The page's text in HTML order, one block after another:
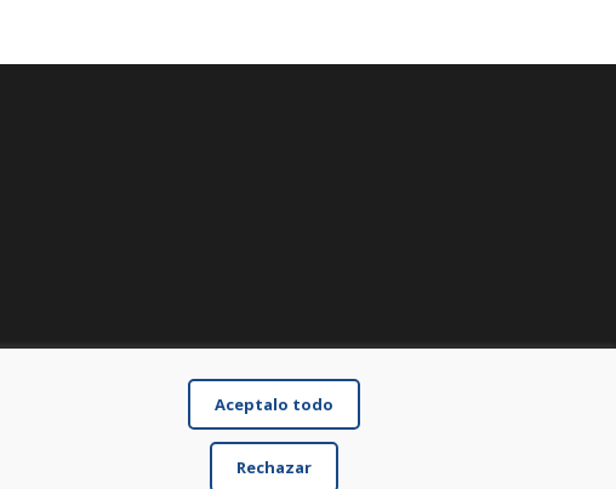
Aceptalo todo
Rechazar